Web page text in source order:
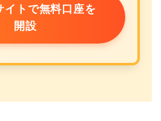
イトで無料口座を
開設